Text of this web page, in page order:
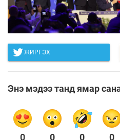
ЖИРГЭХ
Энэ мэдээ танд ямар
0 0 0 0